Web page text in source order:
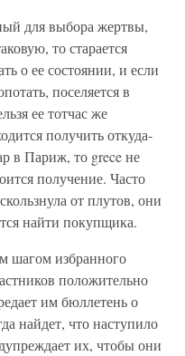
для выбора жертвы,
то старается
о ее состоянии, и если
поселяется в
ее тотчас же
получить откуда-
в Париж, то grece не
получение. Часто
от плутов, они
найти покупщика.
шагом избранного
положительно
им бюллетень о
найдет, что наступило
их, чтобы они